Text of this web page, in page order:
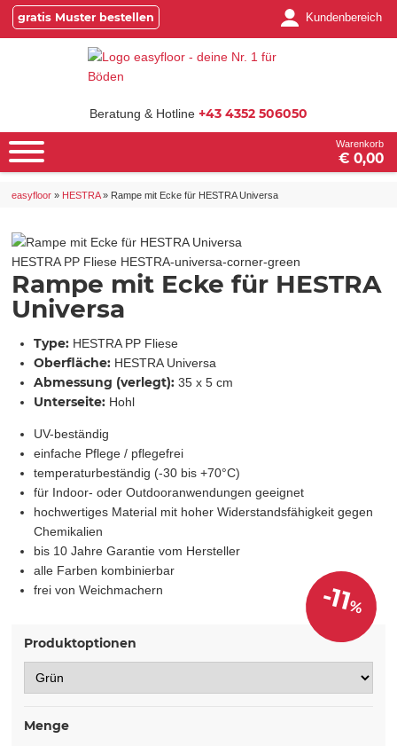
gratis Muster bestellen Kundenbereich
Beratung & Hotline +43 4352 506050
Warenkorb
€ 0,00
easyfloor » HESTRA» Rampe mit Ecke für HESTRA Universa
HESTRA PP Fliese HESTRA-universa-corner-green
Rampe mit Ecke für HESTRA
Universa
Type: HESTRA PP Fliese
Oberfläche: HESTRA Universa
Abmessung (verlegt): 35 x 5 cm
Unterseite: Hohl
UV-beständig
einfache Pflege / pflegefrei
temperaturbeständig (-30 bis +70°C)
für Indoor- oder Outdooranwendungen geeignet
hochwertiges Material mit hoher Widerstandsfähigkeit gegen
Chemikalien
bis 10 Jahre Garantie vom Hersteller
alle Farben kombinierbar
frei von Weichmachern
Produktoptionen
Menge
-11%